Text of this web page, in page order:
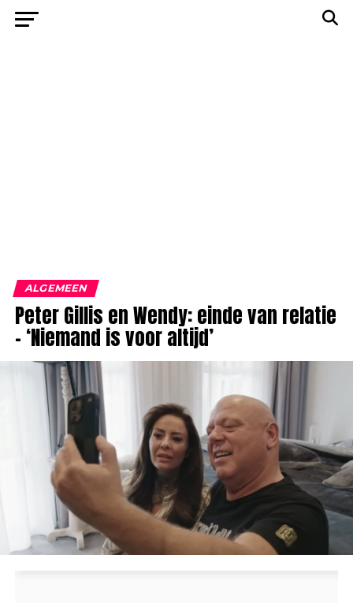
ALGEMEEN
Peter Gillis en Wendy: einde van relatie
– ‘Niemand is voor altijd’